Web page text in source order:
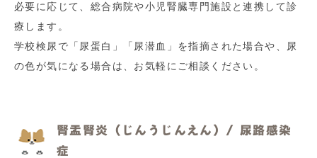
必要に応じて、総合病院や小児腎臓専門施設と連携して診
療します。
学校検尿で「尿蛋白」「尿潜血」を指摘された場合や、尿
の色が気になる場合は、お気軽にご相談ください。
腎盂腎炎（じんうじんえん）/ 尿路感染
症